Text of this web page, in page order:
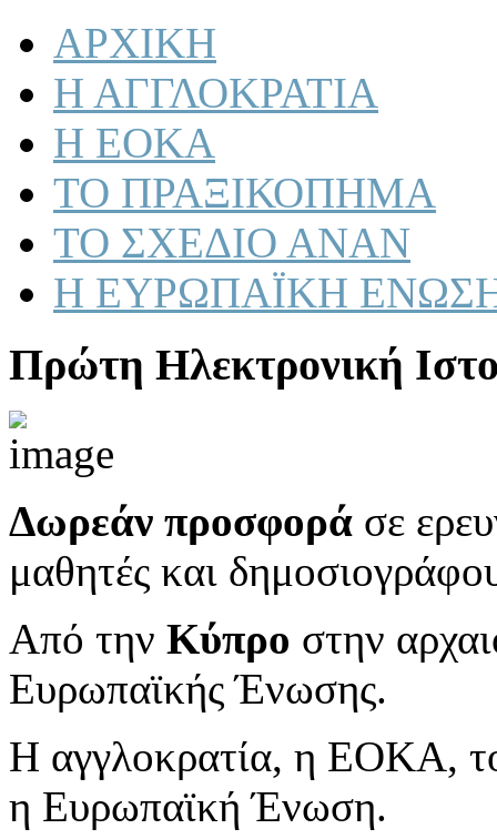
ΑΡΧΙΚΗ
Η ΑΓΓΛΟΚΡΑΤΙΑ
Η ΕΟΚΑ
ΤΟ ΠΡΑΞΙΚΟΠΗΜΑ
ΤΟ ΣΧΕΔΙΟ ΑΝΑΝ
Η ΕΥΡΩΠΑΪΚΗ
Πρώτη Ηλεκτρονική
Δωρεάν προσφορά σε
μαθητές και
Από την Κύπρο στην
Ευρωπαϊκής Ένωσης.
Η αγγλοκρατία, η ΕΟΚΑ,
η Ευρωπαϊκή Ένωση.